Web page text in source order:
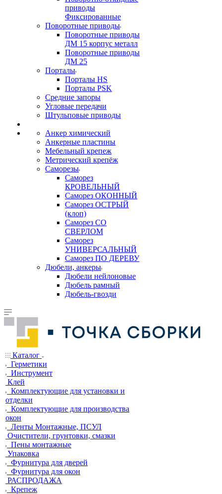
приводы
Фиксированные
Поворотные приводы
Поворотные приводы
ДМ 15 корпус металл
Поворотные приводы
ДМ 25
Порталы
Порталы HS
Порталы PSK
Средние запоры
Угловые передачи
Штульповые приводы
Анкер химический
Анкерные пластины
Мебельный крепеж
Метрический крепёж
Саморезы
Саморез
КРОВЕЛЬНЫЙ
Саморез ОКОННЫЙ
Саморез ОСТРЫЙ
(клоп)
Саморез СО
СВЕРЛОМ
Саморез
УНИВЕРСАЛЬНЫЙ
Саморез ПО ДЕРЕВУ
Дюбели, анкеры
Дюбели нейлоновые
Дюбель рамный
Дюбель-гвозди
Каталог
Герметики
Инструмент
Клей
Комплектующие для установки и
отделки
Комплектующие для производства
окон
Ленты Монтажные, ПСУЛ
Очистители, грунтовки, смазки
Пены монтажные
Упаковка
Фурнитура для дверей
Фурнитура для окон
РАСПРОДАЖА
Крепеж